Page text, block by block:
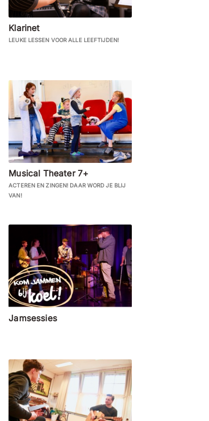
Klarinet
LEUKE LESSEN VOOR ALLE LEEFTIJDEN!
Musical Theater 7+
ACTEREN EN ZINGEN! DAAR WORD JE BLIJ
VAN!
Jamsessies